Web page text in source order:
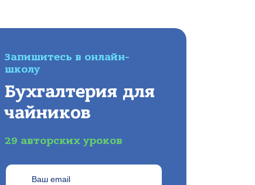
Запишитесь в онлайн-
школу
Бухгалтерия для
чайников
29 авторских уроков